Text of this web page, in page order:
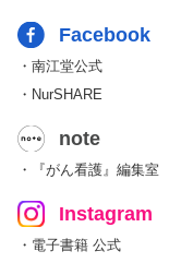
Facebook
・南江堂公式
・NurSHARE
note
・『がん看護』編集室
Instagram
・電子書籍 公式